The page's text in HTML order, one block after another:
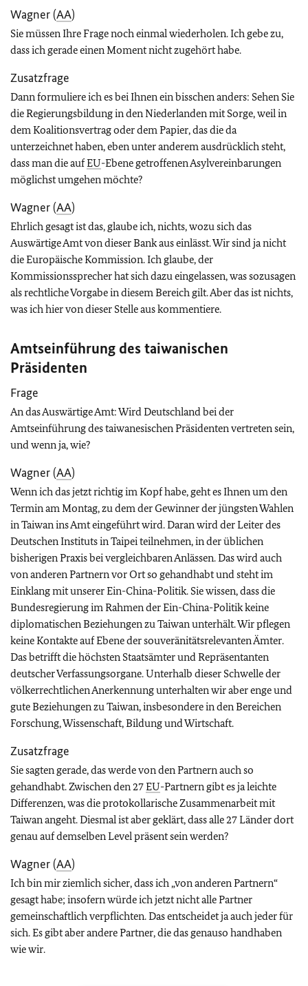
Wagner (AA)
Sie müssen Ihre Frage noch einmal wiederholen. Ich gebe zu,
dass ich gerade einen Moment nicht zugehört habe.
Zusatzfrage
Dann formuliere ich es bei Ihnen ein bisschen anders: Sehen Sie
die Regierungsbildung in den Niederlanden mit Sorge, weil in
dem Koalitionsvertrag oder dem Papier, das die da
unterzeichnet haben, eben unter anderem ausdrücklich steht,
dass man die aufEU-Ebene getroffenen Asylvereinbarungen
möglichst umgehen möchte?
Wagner (AA)
Ehrlich gesagt ist das, glaube ich, nichts, wozu sich das
Auswärtige Amt von dieser Bank aus einlässt. Wir sind ja nicht
die Europäische Kommission. Ich glaube, der
Kommissionssprecher hat sich dazu eingelassen, was sozusagen
als rechtliche Vorgabe in diesem Bereich gilt. Aber das ist nichts,
was ich hier von dieser Stelle aus kommentiere.
Amtseinführung des taiwanischen
Präsidenten
Frage
An das Auswärtige Amt: Wird Deutschland bei der
Amtseinführung des taiwanesischen Präsidenten vertreten sein,
und wenn ja, wie?
Wagner (AA)
Wenn ich das jetzt richtig im Kopf habe, geht es Ihnen um den
Termin am Montag, zu dem der Gewinner der jüngsten Wahlen
in Taiwan ins Amt eingeführt wird. Daran wird der Leiter des
Deutschen Instituts in Taipei teilnehmen, in der üblichen
bisherigen Praxis bei vergleichbaren Anlässen. Das wird auch
von anderen Partnern vor Ort so gehandhabt und steht im
Einklang mit unserer Ein-China-Politik. Sie wissen, dass die
Bundesregierung im Rahmen der Ein-China-Politik keine
diplomatischen Beziehungen zu Taiwan unterhält. Wir pflegen
keine Kontakte auf Ebene der souveränitätsrelevanten Ämter.
Das betrifft die höchsten Staatsämter und Repräsentanten
deutscher Verfassungsorgane. Unterhalb dieser Schwelle der
völkerrechtlichen Anerkennung unterhalten wir aber enge und
gute Beziehungen zu Taiwan, insbesondere in den Bereichen
Forschung, Wissenschaft, Bildung und Wirtschaft.
Zusatzfrage
Sie sagten gerade, das werde von den Partnern auch so
gehandhabt. Zwischen den 27EU-Partnern gibt es ja leichte
Differenzen, was die protokollarische Zusammenarbeit mit
Taiwan angeht. Diesmal ist aber geklärt, dass alle 27 Länder dort
genau auf demselben Level präsent sein werden?
Wagner (AA)
Ich bin mir ziemlich sicher, dass ich „von anderen Partnern“
gesagt habe; insofern würde ich jetzt nicht alle Partner
gemeinschaftlich verpflichten. Das entscheidet ja auch jeder für
sich. Es gibt aber andere Partner, die das genauso handhaben
wie wir.